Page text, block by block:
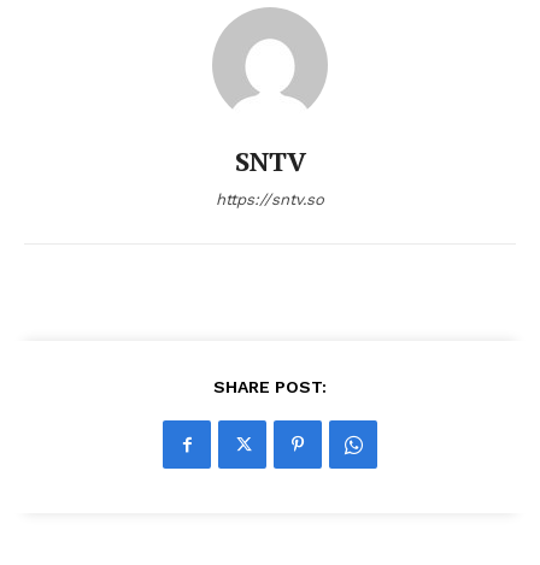
SNTV
https://sntv.so
SHARE POST: